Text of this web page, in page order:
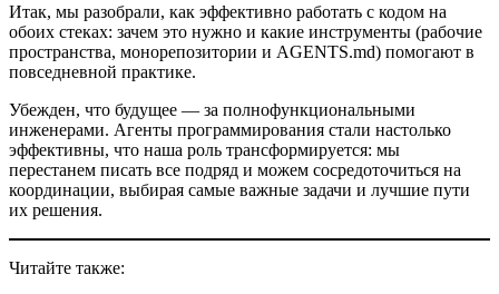
Итак, мы разобрали, как эффективно работать с кодом на
обоих стеках: зачем это нужно и какие инструменты (рабочие
пространства, монорепозитории и AGENTS.md) помогают в
повседневной практике.
Убежден, что будущее — за полнофункциональными
инженерами. Агенты программирования стали настолько
эффективны, что наша роль трансформируется: мы
перестанем писать все подряд и можем сосредоточиться на
координации, выбирая самые важные задачи и лучшие пути
их решения.
Читайте также: